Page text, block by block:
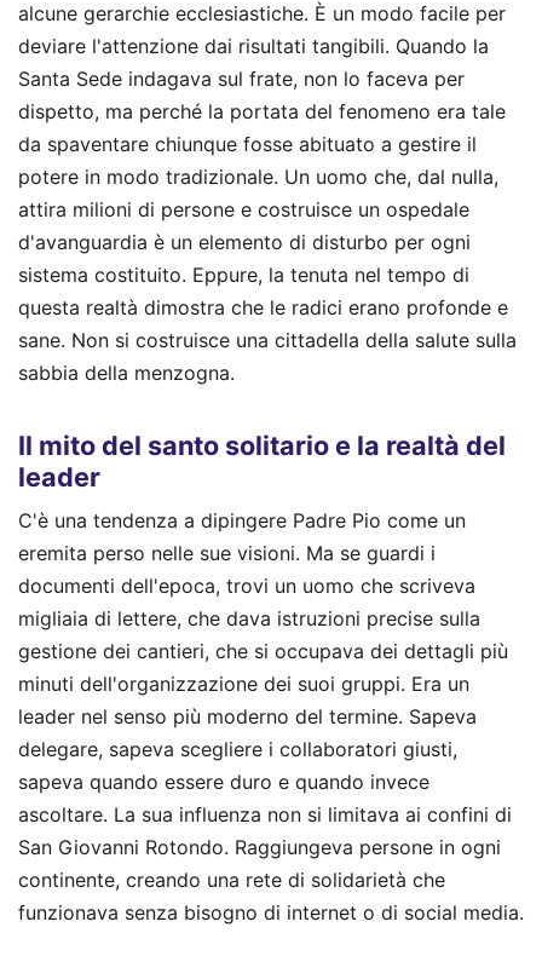
alcune gerarchie ecclesiastiche. È un modo facile per
deviare l'attenzione dai risultati tangibili. Quando la
Santa Sede indagava sul frate, non lo faceva per
dispetto, ma perché la portata del fenomeno era tale
da spaventare chiunque fosse abituato a gestire il
potere in modo tradizionale. Un uomo che, dal nulla,
attira milioni di persone e costruisce un ospedale
d'avanguardia è un elemento di disturbo per ogni
sistema costituito. Eppure, la tenuta nel tempo di
questa realtà dimostra che le radici erano profonde e
sane. Non si costruisce una cittadella della salute sulla
sabbia della menzogna.
Il mito del santo solitario e la realtà del
leader
C'è una tendenza a dipingere Padre Pio come un
eremita perso nelle sue visioni. Ma se guardi i
documenti dell'epoca, trovi un uomo che scriveva
migliaia di lettere, che dava istruzioni precise sulla
gestione dei cantieri, che si occupava dei dettagli più
minuti dell'organizzazione dei suoi gruppi. Era un
leader nel senso più moderno del termine. Sapeva
delegare, sapeva scegliere i collaboratori giusti,
sapeva quando essere duro e quando invece
ascoltare. La sua influenza non si limitava ai confini di
San Giovanni Rotondo. Raggiungeva persone in ogni
continente, creando una rete di solidarietà che
funzionava senza bisogno di internet o di social media.